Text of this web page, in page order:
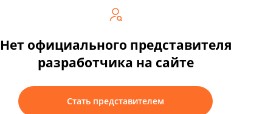
Нет официального представителя
разработчика на сайте
Стать представителем